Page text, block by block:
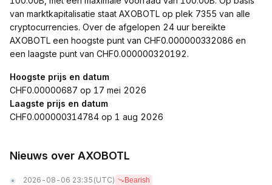
van marktkapitalisatie staat AXOBOTL op plek 7355 van alle
cryptocurrencies. Over de afgelopen 24 uur bereikte
AXOBOTL een hoogste punt van CHF0.000000332086 en
een laagste punt van CHF0.000000320192.
Hoogste prijs en datum
CHF0.00000687 op 17 mei 2026
Laagste prijs en datum
CHF0.000000314784 op 1 aug 2026
Nieuws over AXOBOTL
2026-08-06 23:35 (UTC) Bearish